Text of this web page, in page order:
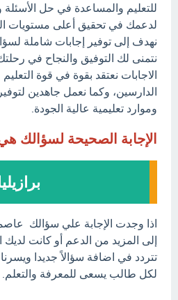
للتعليم والمساعدة في حل الأسئلة
لدعمك في تحقيق أعلى مستويات
نهدف إلى توفير إجابات شاملة
نتمنى لك التوفيق والنجاح في
الاجابات نعتقد بقوة في قوة
الدارسين، وكما نعمل جاهدين
وموارد تعليمية عالية الجودة.
الإجابة الصحيحة لسؤالك
اذا وجدت الإجابة علي سؤالك
إلى المزيد من الدعم أو كانت
تتردد في اضافة سؤالاً جديدا ويسرنا
لكل طالب يسعى للمعرفة والتعلم.